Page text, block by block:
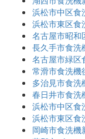
浜松市中区食
浜松市東区食
名古屋市昭和
長久手市食洗
名古屋市緑区
常滑市食洗機
多治見市食洗
春日井市食洗
浜松市中区食
浜松市東区食
岡崎市食洗機